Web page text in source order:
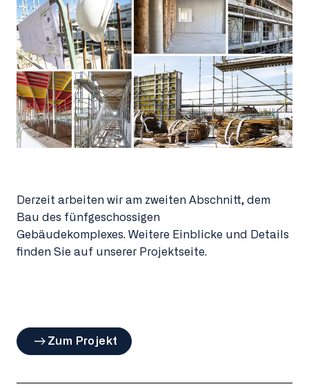
Derzeit arbeiten wir am zweiten Abschnitt, dem
Bau des fünfgeschossigen
Gebäudekomplexes. Weitere Einblicke und Details
finden Sie auf unserer Projektseite.
Zum Projekt